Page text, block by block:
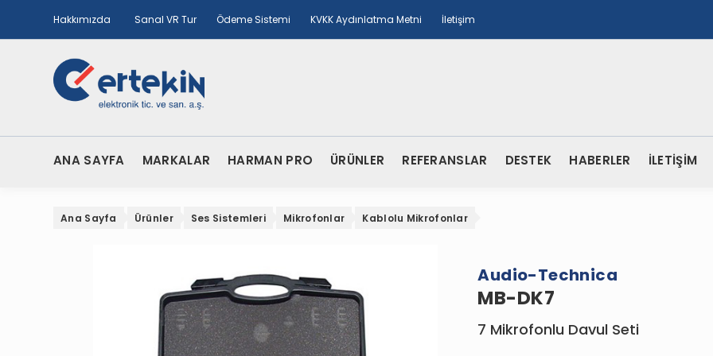
Hakkımızda Sanal VR Tur Ödeme Sistemi KVKK Aydınlatma Metni İletişim
ANA SAYFA MARKALAR HARMAN PRO ÜRÜNLER REFERANSLAR DESTEK HABERLER İLETİŞİM
Ana Sayfa Ürünler Ses Sistemleri Mikrofonlar Kablolu Mikrofonlar
Audio-Technica
MB-DK7
7 Mikrofonlu Davul Seti